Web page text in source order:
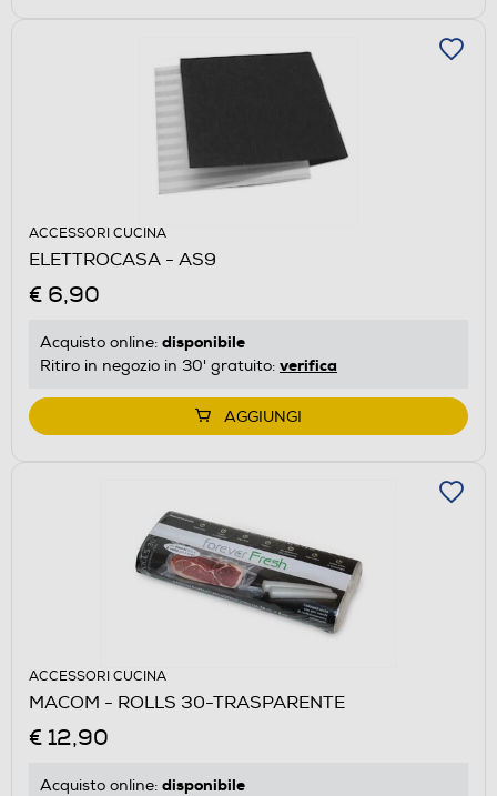
ACCESSORI CUCINA
ELETTROCASA - AS9
€ 6,90
Acquisto online: disponibile
Ritiro in negozio in 30' gratuito: verifica
AGGIUNGI
ACCESSORI CUCINA
MACOM - ROLLS 30-TRASPARENTE
€ 12,90
Acquisto online: disponibile